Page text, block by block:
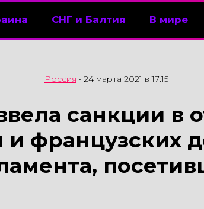
СНГ и Балтия В мире
Россия • 24 марта 2021 в 17:15
санкции в
и французских